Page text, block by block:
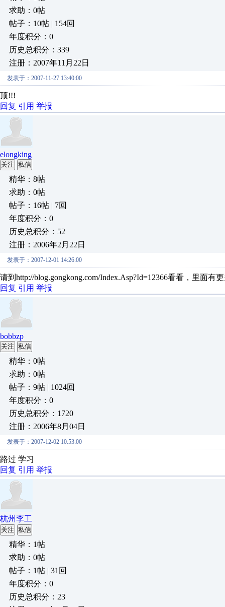
求助：0帖
帖子：10帖 | 154回
年度积分：0
历史总积分：339
注册：2007年11月22日
发表于：2007-11-27 13:40:00
顶!!!
回复 引用 举报
elongking
关注 私信
精华：8帖
求助：0帖
帖子：16帖 | 7回
年度积分：0
历史总积分：52
注册：2006年2月22日
发表于：2007-12-01 14:26:00
请到http://blog.gongkong.com/Index.Asp?Id=12366看看，里面有
回复 引用 举报
bobbzp
关注 私信
精华：0帖
求助：0帖
帖子：9帖 | 1024回
年度积分：0
历史总积分：1720
注册：2006年8月04日
发表于：2007-12-02 10:53:00
路过 学习
回复 引用 举报
杭州李工
关注 私信
精华：1帖
求助：0帖
帖子：1帖 | 31回
年度积分：0
历史总积分：23